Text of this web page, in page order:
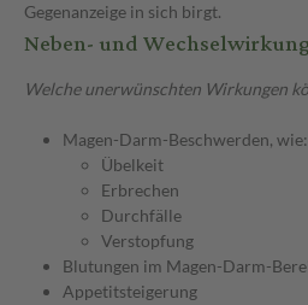
Gegenanzeige in sich birgt.
Neben- und
Welche unerwünschten Wirkungen
Magen-Darm-Beschwerden, wie:
Übelkeit
Erbrechen
Durchfälle
Verstopfung
Blutungen im Magen-Darm-
Appetitsteigerung